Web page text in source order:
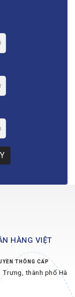
HÀNG VIỆT
THÔNG CẤP
thành phố Hà